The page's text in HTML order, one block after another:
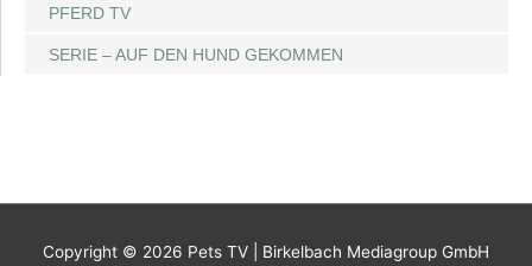
PFERD TV
SERIE – AUF DEN HUND GEKOMMEN
Copyright © 2026 Pets TV | Birkelbach Mediagroup GmbH